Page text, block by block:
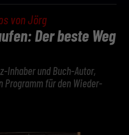
von Jörg
Der beste Weg
Inhaber und Buch-Autor,
Programm für den Wieder-